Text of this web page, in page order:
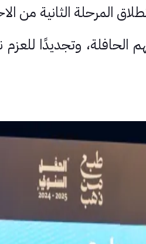
المرحلة الثانية
الحافلة، وتجديدًا